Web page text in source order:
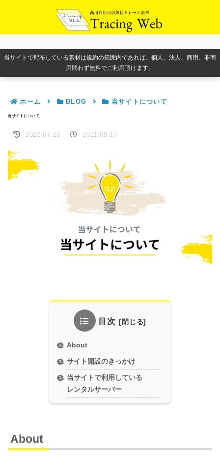
当サイトで配布している素材は規約の範囲内であれば、個人、法人、商用、非商
用問わず無料でご利用頂けます。
ホーム BLOG 当サイトについて
当サイトについて
2022.07.26 2021.09.17
目次
About
サイト開設のきっかけ
当サイトで利用している
レンタルサーバー
About